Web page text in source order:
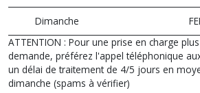
Dimanche
ATTENTION : Pour une prise en charge
demande, préférez l'appel téléphonique
un délai de traitement de 4/5 jours en
dimanche (spams à vérifier)